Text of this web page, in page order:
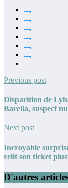
Previous post
Disparition de
Barella, suspect
Next post
Incroyable
relit son ticket
D'autres